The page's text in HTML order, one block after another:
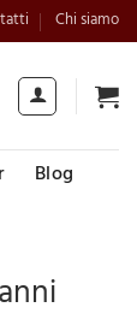
Chi siamo
Blog